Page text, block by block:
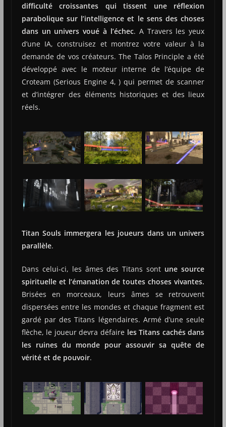
difficulté croissantes
qui tissent une réflexion
parabolique sur l’intelligence et le sens des choses
dans un univers voué à l’échec. A Travers les yeux
d’une IA, construisez et montrez votre valeur à la
demande de vos créateurs. The Talos Principle a été
développé avec le moteur interne de l’équipe de
Croteam (Serious Engine 4, ) qui permet de scanner
et d’intégrer des éléments historiques et des lieux
réels.
Titan Souls immergera les joueurs dans un univers
parallèle.
Dans celui-ci, les âmes des Titans sont une source
spirituelle et l’émanation de toutes choses vivantes.
Brisées en morceaux, leurs âmes se retrouvent
dispersées entre les mondes et chaque fragment est
gardé par des Titans légendaires. Armé d’une seule
flèche, le joueur devra défaire les Titans cachés dans
les ruines du monde pour assouvir sa quête de
vérité et de pouvoir.